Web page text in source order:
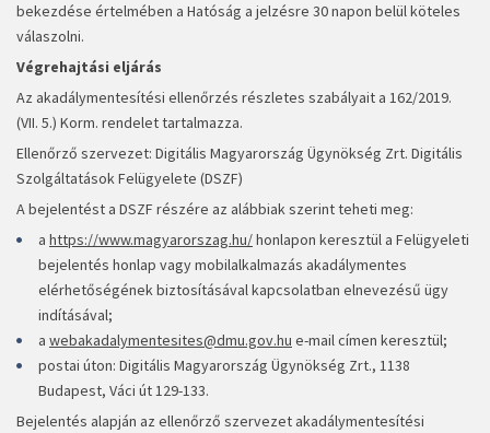
bekezdése értelmében a Hatóság a jelzésre 30 napon belül köteles
válaszolni.
Végrehajtási eljárás
Az akadálymentesítési ellenőrzés részletes szabályait a 162/2019.
(VII. 5.) Korm. rendelet tartalmazza.
Ellenőrző szervezet: Digitális Magyarország Ügynökség Zrt. Digitális
Szolgáltatások Felügyelete (DSZF)
A bejelentést a DSZF részére az alábbiak szerint teheti meg:
a https://www.magyarorszag.hu/honlapon keresztül a Felügyeleti
bejelentés honlap vagy mobilalkalmazás akadálymentes
elérhetőségének biztosításával kapcsolatban elnevezésű ügy
indításával;
a webakadalymentesites@dmu.gov.hu e-mail címen keresztül;
postai úton: Digitális Magyarország Ügynökség Zrt., 1138
Budapest, Váci út 129-133.
Bejelentés alapján az ellenőrző szervezet akadálymentesítési